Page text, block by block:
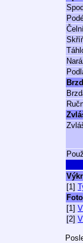
[1]
[1]
[2]